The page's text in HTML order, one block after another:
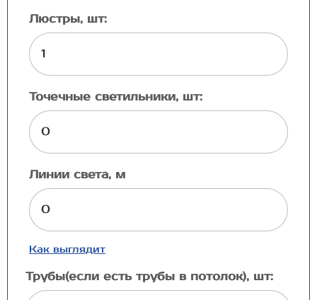
Люстры, шт:
Точечные светильники, шт:
Линии света, м
Как выглядит
Трубы(если есть трубы в потолок), шт: